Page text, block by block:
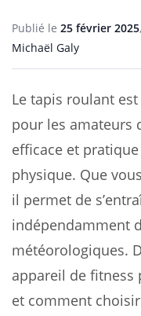
Publié le 25 février 2025
Michaël Galy
Le tapis roulant
pour les amateurs
efficace et
physique. Que
il permet de
indépendamment
météorologiques.
appareil de fitness
et comment